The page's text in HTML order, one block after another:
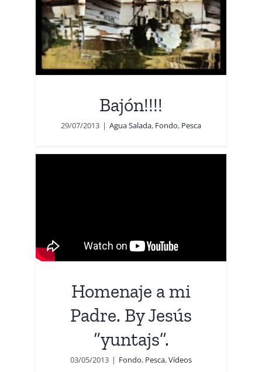
Bajón!!!!
29/07/2013 | Agua Salada, Fondo, Pesca
Homenaje a mi
Padre. By Jesús
“yuntajs”.
03/05/2013 | Fondo, Pesca,Vídeos